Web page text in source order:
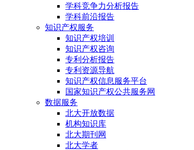
学科竞争力分析报告
学科前沿报告
知识产权服务
知识产权培训
知识产权咨询
专利分析报告
专利资源导航
知识产权信息服务平台
国家知识产权公共服务网
数据服务
北大开放数据
机构知识库
北大期刊网
北大学者